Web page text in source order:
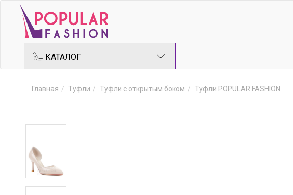
КАТАЛОГ
Главная Туфли Туфли с открытым боком Туфли POPULAR FASHION